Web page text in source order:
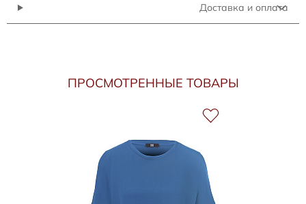
Доставка и оплата
ПРОСМОТРЕННЫЕ ТОВАРЫ